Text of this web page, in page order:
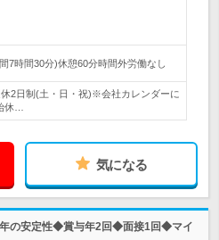
7時間30分)休憩60分時間外労働なし
2日制(土・日・祝)※会社カレンダーに
休…
気になる
の安定性◆賞与年2回◆面接1回◆マイ